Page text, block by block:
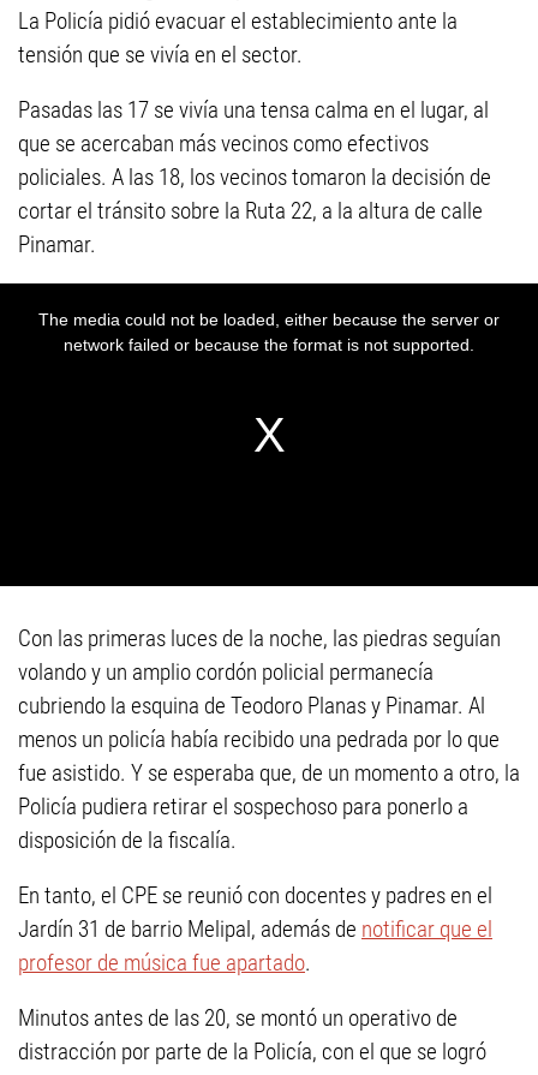
La Policía pidió evacuar el establecimiento ante la
tensión que se vivía en el sector.
Pasadas las 17 se vivía una tensa calma en el lugar, al
que se acercaban más vecinos como efectivos
policiales. A las 18, los vecinos tomaron la decisión de
cortar el tránsito sobre la Ruta 22, a la altura de calle
Pinamar.
Con las primeras luces de la noche, las piedras seguían
volando y un amplio cordón policial permanecía
cubriendo la esquina de Teodoro Planas y Pinamar. Al
menos un policía había recibido una pedrada por lo que
fue asistido. Y se esperaba que, de un momento a otro, la
Policía pudiera retirar el sospechoso para ponerlo a
disposición de la fiscalía.
En tanto, el CPE se reunió con docentes y padres en el
Jardín 31 de barrio Melipal, además de notificar que el
profesor de música fue apartado.
Minutos antes de las 20, se montó un operativo de
distracción por parte de la Policía, con el que se logró